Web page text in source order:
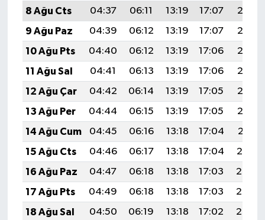
8 Ağu Cts
04:37 06:11 13:19 17:07
20:18
9 Ağu Paz
04:39 06:12 13:19 17:07
20:17
10 Ağu Pts
04:40 06:12 13:19 17:06
20:16
11 Ağu Sal
04:41 06:13 13:19 17:06
20:15
12 Ağu Çar
04:42 06:14 13:19 17:05
20:13
13 Ağu Per
04:44 06:15 13:19 17:05
20:12
14 Ağu Cum
04:45 06:16 13:18 17:04
20:11
15 Ağu Cts
04:46 06:17 13:18 17:04
20:10
16 Ağu Paz
04:47 06:18 13:18 17:03
20:08
17 Ağu Pts
04:49 06:18 13:18 17:03
20:07
18 Ağu Sal
04:50 06:19 13:18 17:02
20:06